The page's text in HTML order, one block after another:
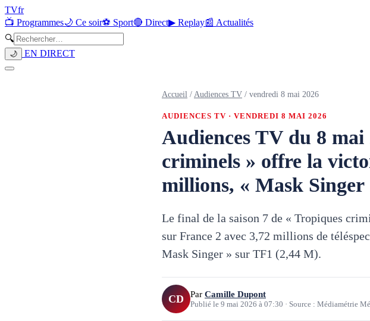
TVfr
📺 Programmes🌙 Ce soir⚽ Sport🔴 Direct▶ Replay📰 Actualités
🔍
🌙 EN DIRECT
Accueil / Audiences TV / vendredi 8 mai 2026
AUDIENCES TV · VENDREDI 8 MAI 2026
Audiences TV du 8
criminels » offre la
millions, « Mask Singer
Le final de la saison 7 de « Tropiques
sur France 2 avec 3,72 millions de
Mask Singer » sur TF1 (2,44 M).
CD Par Camille Dupont
Publié le 9 mai 2026 à 07:30 · Source : Médiamétrie